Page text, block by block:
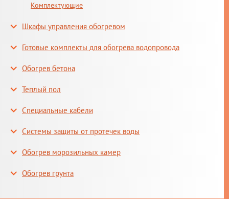
Комплектующие
Шкафы управления обогревом
Готовые комплекты для обогрева водопровода
Обогрев бетона
Теплый пол
Специальные кабели
Системы защиты от протечек воды
Обогрев морозильных камер
Обогрев грунта